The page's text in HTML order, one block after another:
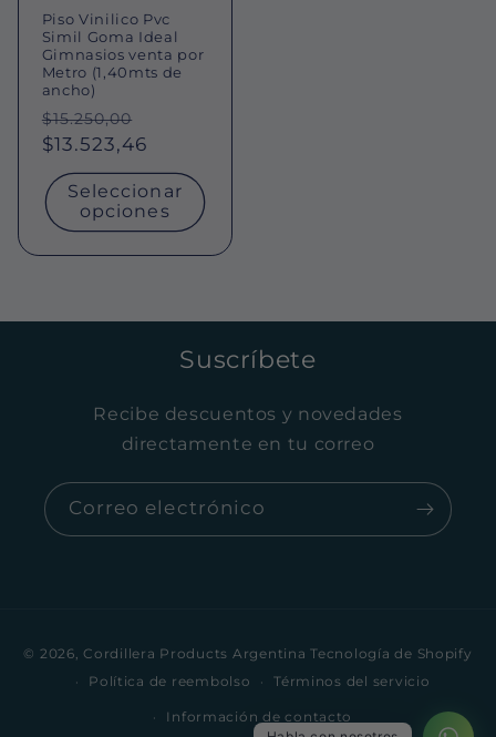
Piso Vinilico Pvc
Simil Goma Ideal
Gimnasios venta por
Metro (1,40mts de
ancho)
Precio
habitual
$15.250,00
de
oferta
$13.523,46
Seleccionar
opciones
Suscríbete
Recibe descuentos y novedades
directamente en tu correo
Correo electrónico
© 2026,Cordillera Products Argentina Tecnología de Shopify
Política de reembolso
Términos del servicio
Información de contacto 1